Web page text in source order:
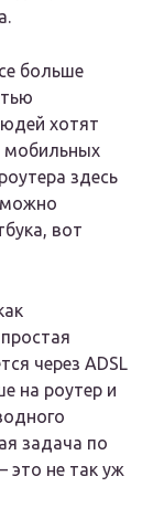
больше
хотят
мобильных
здесь
можно
вот
через ADSL
на роутер и
задача по
это не так уж